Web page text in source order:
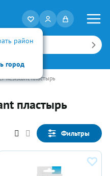
район
город
Resistant пластырь
пластырь
Фильтры